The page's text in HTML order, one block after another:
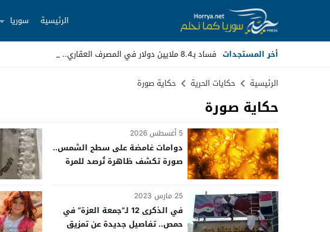
الرئيسية سوريا
أخر المستجدات فساد بـ8.4 ملايين دولار في المصرف العقاري.. مسؤ _
Stop
Previous
Next
الرئيسية حكايات الحرية حكاية صورة
حكاية صورة
5 أغسطس 2026
دوامات غامضة على سطح الشمس..
صورة تكشف ظاهرة تُرصد للمرة
25 مارس 2023
في الذكرى 12 لـ”جمعة العزة” في
حمص.. تفاصيل جديدة عن تمزيق